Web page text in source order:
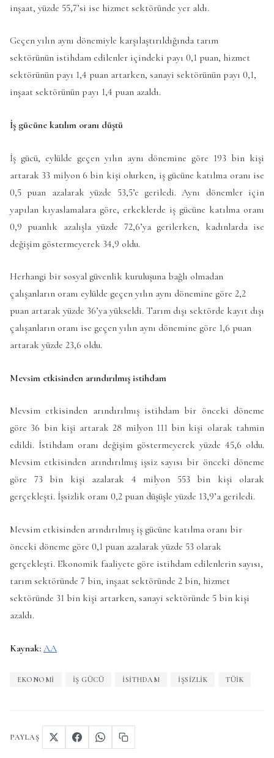
inşaat, yüzde 55,7’si ise hizmet sektöründe yer aldı.
Geçen yılın aynı dönemiyle karşılaştırıldığında tarım
sektörünün istihdam edilenler içindeki payı 0,1 puan, hizmet
sektörünün payı 1,4 puan artarken, sanayi sektörünün payı 0,1,
inşaat sektörünün payı 1,4 puan azaldı.
İş gücüne katılım oranı düştü
İş gücü, eylülde geçen yılın aynı dönemine göre 193 bin kişi
artarak 33 milyon 6 bin kişi olurken, iş gücüne katılma oranı ise
0,5 puan azalarak yüzde 53,5’e geriledi. Aynı dönemler için
yapılan kıyaslamalara göre, erkeklerde iş gücüne katılma oranı
0,9 puanlık azalışla yüzde 72,6’ya gerilerken, kadınlarda ise
değişim göstermeyerek 34,9 oldu.
Herhangi bir sosyal güvenlik kuruluşuna bağlı olmadan
çalışanların oranı eylülde geçen yılın aynı dönemine göre 2,2
puan artarak yüzde 36’ya yükseldi. Tarım dışı sektörde kayıt dışı
çalışanların oranı ise geçen yılın aynı dönemine göre 1,6 puan
artarak yüzde 23,6 oldu.
Mevsim etkisinden arındırılmış istihdam
Mevsim etkisinden arındırılmış istihdam bir önceki döneme
göre 36 bin kişi artarak 28 milyon 111 bin kişi olarak tahmin
edildi. İstihdam oranı değişim göstermeyerek yüzde 45,6 oldu.
Mevsim etkisinden arındırılmış işsiz sayısı bir önceki döneme
göre 73 bin kişi azalarak 4 milyon 553 bin kişi olarak
gerçekleşti. İşsizlik oranı 0,2 puan düşüşle yüzde 13,9’a geriledi.
Mevsim etkisinden arındırılmış iş gücüne katılma oranı bir
önceki döneme göre 0,1 puan azalarak yüzde 53 olarak
gerçekleşti. Ekonomik faaliyete göre istihdam edilenlerin sayısı,
tarım sektöründe 7 bin, inşaat sektöründe 2 bin, hizmet
sektöründe 31 bin kişi artarken, sanayi sektöründe 5 bin kişi
azaldı.
Kaynak: AA
EKONOMI IŞ GÜCÜ ISITHDAM IŞSIZLIK TÜİK
PAYLAŞ